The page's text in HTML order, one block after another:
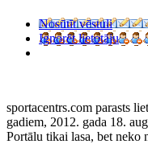
Nosūtīt vēstuli
Ignorēt lietotāju
sportacentrs.com parasts
gadiem, 2012. gada 18.
Portālu tikai lasa, bet neko